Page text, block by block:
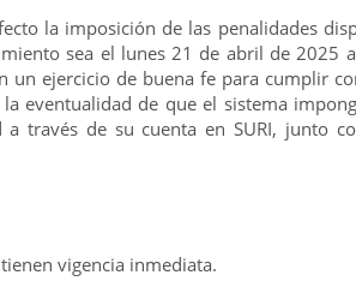
la imposición de las penalidades
sea el lunes 21 de abril de
un ejercicio de buena fe para cumplir
eventualidad de que el sistema
través de su cuenta en SURI, junto
vigencia inmediata.